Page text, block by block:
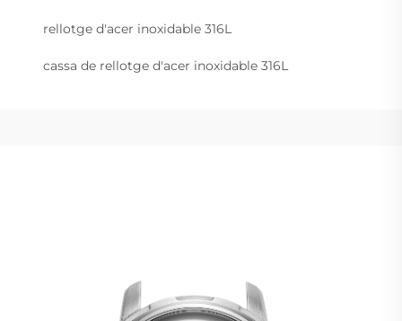
rellotge d'acer inoxidable 316L
cassa de rellotge d'acer inoxidable 316L